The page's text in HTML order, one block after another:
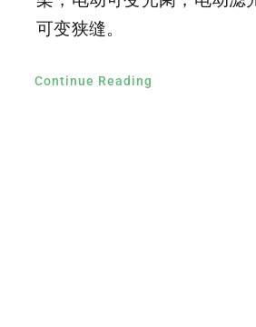
可变狭缝。
Continue Reading